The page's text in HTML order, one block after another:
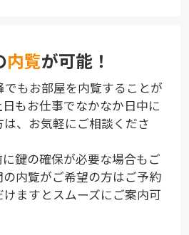
内覧が可能！
もお部屋を内覧することが
もお仕事でなかなか日中に
、お気軽にご相談くださ
鍵の確保が必要な場合もご
内覧がご希望の方はご予約
ますとスムーズにご案内可